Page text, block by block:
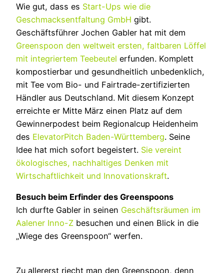
Wie gut, dass es Start-Ups wie die
Geschmacksentfaltung GmbH gibt.
Geschäftsführer Jochen Gabler hat mit dem
Greenspoon den weltweit ersten, faltbaren Löffel
mit integriertem Teebeutel erfunden. Komplett
kompostierbar und gesundheitlich unbedenklich,
mit Tee vom Bio- und Fairtrade-zertifizierten
Händler aus Deutschland. Mit diesem Konzept
erreichte er Mitte März einen Platz auf dem
Gewinnerpodest beim Regionalcup Heidenheim
des ElevatorPitch Baden-Württemberg. Seine
Idee hat mich sofort begeistert. Sie vereint
ökologisches, nachhaltiges Denken mit
Wirtschaftlichkeit und Innovationskraft.
Besuch beim Erfinder des Greenspoons
Ich durfte Gabler in seinen Geschäftsräumen im
Aalener Inno-Z besuchen und einen Blick in die
„Wiege des Greenspoon“ werfen.
Zu allererst riecht man den Greenspoon, denn